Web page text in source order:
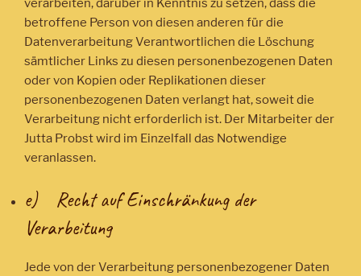
verarbeiten, darüber in Kenntnis zu setzen, dass die
betroffene Person von diesen anderen für die
Datenverarbeitung Verantwortlichen die Löschung
sämtlicher Links zu diesen personenbezogenen Daten
oder von Kopien oder Replikationen dieser
personenbezogenen Daten verlangt hat, soweit die
Verarbeitung nicht erforderlich ist. Der Mitarbeiter der
Jutta Probst wird im Einzelfall das Notwendige
veranlassen.
e) Recht auf Einschränkung der
Verarbeitung
Jede von der Verarbeitung personenbezogener Daten